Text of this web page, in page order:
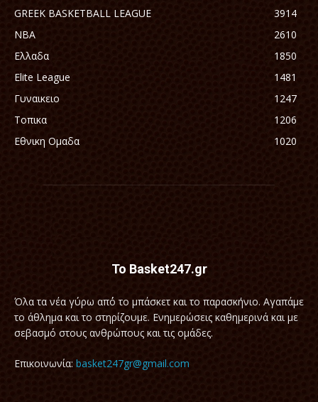
GREEK BASKETBALL LEAGUE
3914
NBA
2610
Ελλαδα
1850
Elite League
1481
Γυναικειο
1247
Τοπικα
1206
Εθνικη Ομαδα
1020
Το Basket247.gr
Όλα τα νέα γύρω απ΄ό το μπάσκετ και το παρασκήνιο. Αγαπάμε
το άθλημα και το στηρίζουμε. Ενημερώσεις καθημερινά και με
σεβασμό στους ανθρώπους και τις ομάδες.
Επικοινωνία: basket247gr@gmail.com